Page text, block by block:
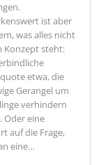
ist aber
was alles nicht
Konzept steht:
etwa, die
Gerangel um
verhindern
Oder eine
auf die Frage,
eine…